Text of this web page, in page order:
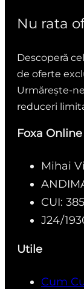
Nu rata
Descoperă
de oferte
Urmărește-
reduceri
Foxa
Mihai
CUI:
J24/
Utile
Cum